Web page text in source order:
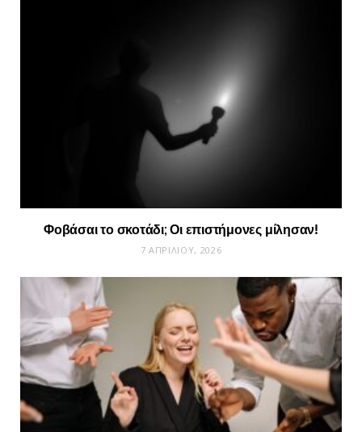
Φοβάσαι το σκοτάδι; Οι επιστήμονες μίλησαν!
7 ΑΠΡΙΛΊΟΥ, 2026